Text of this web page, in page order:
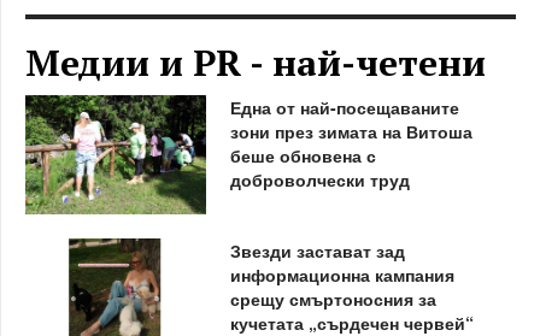
Медии и PR - най-четени
Една от най-посещаваните
зони през зимата на Витоша
беше обновена с
доброволчески труд
Звезди застават зад
информационна кампания
срещу смъртоносния за
кучетата „сърдечен червей“